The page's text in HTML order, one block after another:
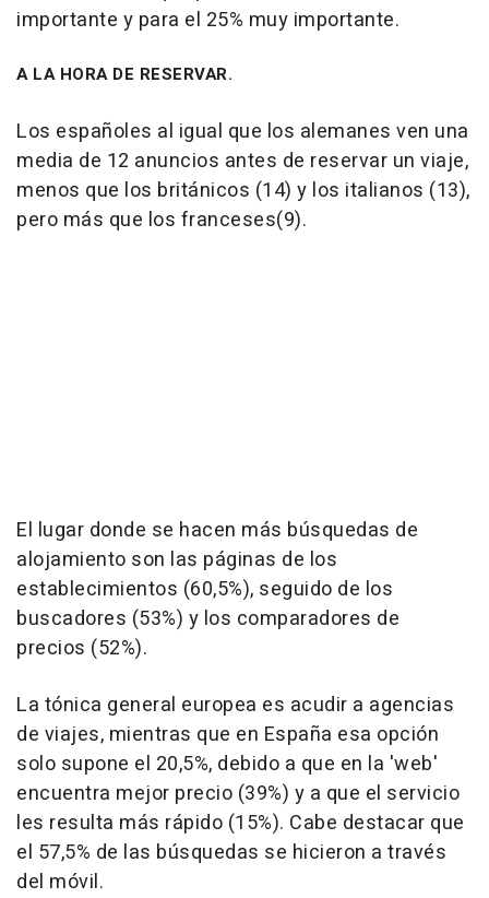
importante y para el 25% muy importante.
A LA HORA DE RESERVAR.
Los españoles al igual que los alemanes ven una
media de 12 anuncios antes de reservar un viaje,
menos que los británicos (14) y los italianos (13),
pero más que los franceses(9).
El lugar donde se hacen más búsquedas de
alojamiento son las páginas de los
establecimientos (60,5%), seguido de los
buscadores (53%) y los comparadores de
precios (52%).
La tónica general europea es acudir a agencias
de viajes, mientras que en España esa opción
solo supone el 20,5%, debido a que en la 'web'
encuentra mejor precio (39%) y a que el servicio
les resulta más rápido (15%). Cabe destacar que
el 57,5% de las búsquedas se hicieron a través
del móvil.